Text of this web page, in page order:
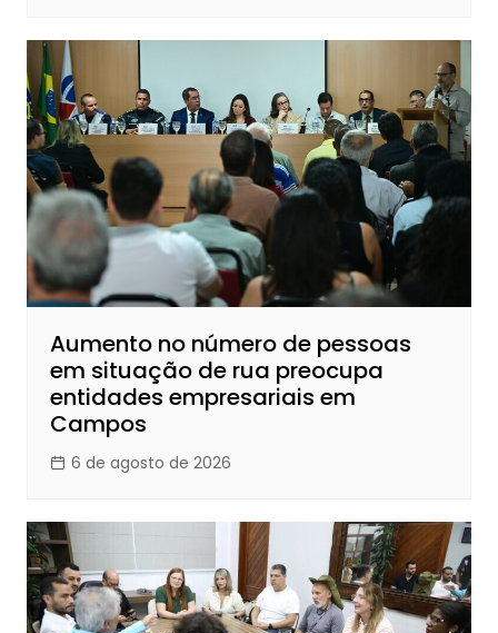
Aumento no número de pessoas
em situação de rua preocupa
entidades empresariais em
Campos
6 de agosto de 2026